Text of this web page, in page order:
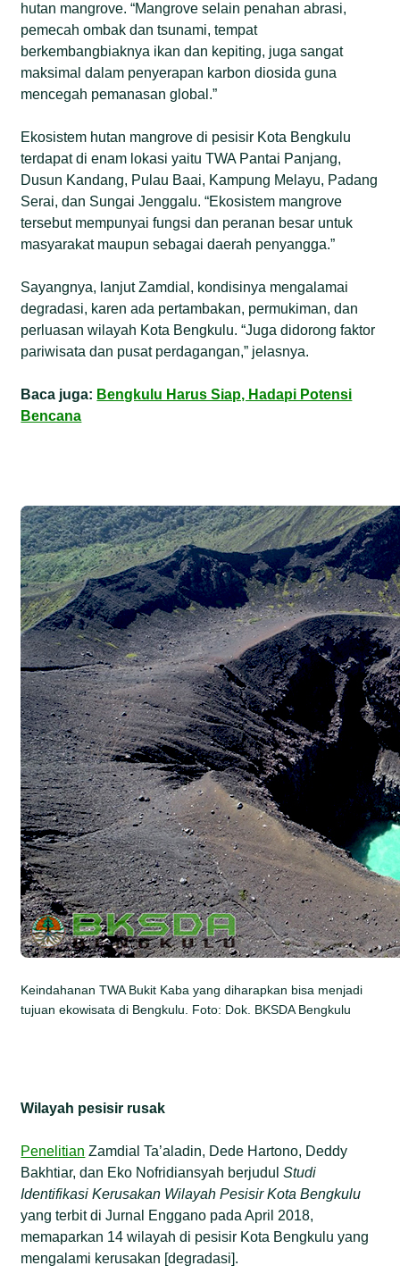
hutan mangrove. “Mangrove selain penahan abrasi,
pemecah ombak dan tsunami, tempat
berkembangbiaknya ikan dan kepiting, juga sangat
maksimal dalam penyerapan karbon diosida guna
mencegah pemanasan global.”
Ekosistem hutan mangrove di pesisir Kota Bengkulu
terdapat di enam lokasi yaitu TWA Pantai Panjang,
Dusun Kandang, Pulau Baai, Kampung Melayu, Padang
Serai, dan Sungai Jenggalu. “Ekosistem mangrove
tersebut mempunyai fungsi dan peranan besar untuk
masyarakat maupun sebagai daerah penyangga.”
Sayangnya, lanjut Zamdial, kondisinya mengalamai
degradasi, karen ada pertambakan, permukiman, dan
perluasan wilayah Kota Bengkulu. “Juga didorong faktor
pariwisata dan pusat perdagangan,” jelasnya.
Baca juga: Bengkulu Harus Siap, Hadapi Potensi
Bencana
Keindahanan TWA Bukit Kaba yang diharapkan bisa menjadi
tujuan ekowisata di Bengkulu. Foto: Dok. BKSDA Bengkulu
Wilayah pesisir rusak
Penelitian Zamdial Ta’aladin, Dede Hartono, Deddy
Bakhtiar, dan Eko Nofridiansyah berjudulStudi
Identifikasi Kerusakan Wilayah Pesisir Kota Bengkulu
yang terbit di Jurnal Enggano pada April 2018,
memaparkan 14 wilayah di pesisir Kota Bengkulu yang
mengalami kerusakan [degradasi].